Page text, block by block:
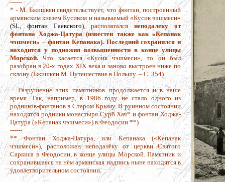
------
* - М. Бжишкян свидетельствует, что фонтан, построенный
армянским князем Кусиком и называемый «Кусик чэшмеси»
(SL, фонтан Гаевского), располагалсянеподалеку от
фонтана Ходжа-Цатура (известен также как «Кепанак
чэшмеси» – фонтан Кепанака). Последний сохранился и
находится у подножия возвышенности в конце улицы
Морской.Что касается «Кусик чэшмеси», то он был
разобран в 20-х годах XIX века и заново выстроен ниже по
склону (Бжишкян М. Путешествие в Польшу. – С. 354).
... Разрушение этих памятников продолжается и в наше
время. Так, например, в 1986 году не стало одного из
родников-фонтанов в Старом Крыму. В руинном состоянии
находятся родники монастыря Сурб Хач* и фонтан Ходжа-
Цатура («Кепанак чэшмеси») в Феодосии **).
------
** Фонтан Ходжа-Цатура, или Кепанака («Кепанак
чэшмеси»), расположен неподалёку от церкви Святого
Саркиса в Феодосии, в конце улицы Морской. Памятник и
сохранившаяся на нём армянская надпись ныне находятся в
удовлетворительном состоянии.